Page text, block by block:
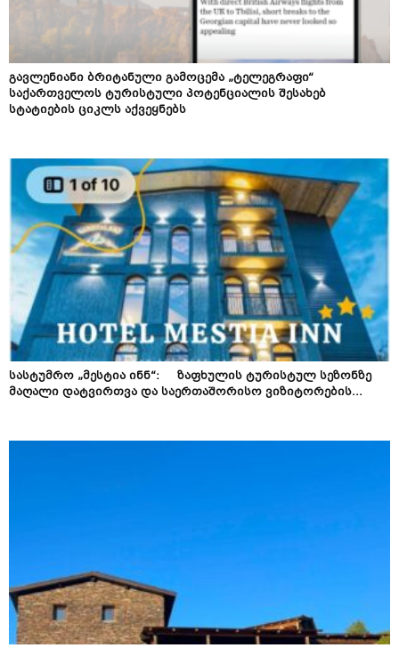
გავლენიანი ბრიტანული გამოცემა „ტელეგრაფი“
საქართველოს ტურისტული პოტენციალის შესახებ
სტატიების ციკლს აქვეყნებს
სასტუმრო „მესტია ინნ“: ზაფხულის ტურისტულ სეზონზე
მაღალი დატვირთვა და საერთაშორისო ვიზიტორების...